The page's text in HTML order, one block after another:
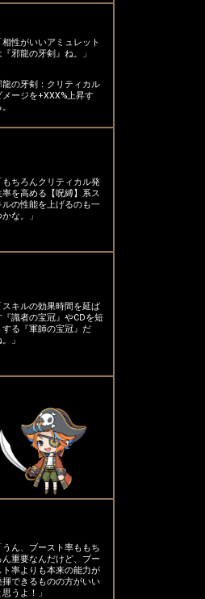
相性がいいアミュレット
『邪龍の牙剣』ね。」
龍の牙剣：クリティカル
メージを+XXX%上昇す
もちろんクリティカル発
率を高める【呪縛】系ス
ルの性能を上げるのも一
な。」
スキルの効果時間を延ば
『識者の宝冠』やCDを短
する『軍師の宝冠』だ
」
うん、ブースト率ももち
ん重要なんだけど、ブー
ト率よりも本来の能力が
揮できるものの方がいい
思うよ！」